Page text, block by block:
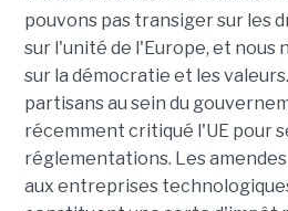
pouvons pas transiger sur les
sur l'unité de l'Europe, et nous
sur la démocratie et les
partisans au sein du
récemment critiqué l'UE pour
réglementations. Les
aux entreprises